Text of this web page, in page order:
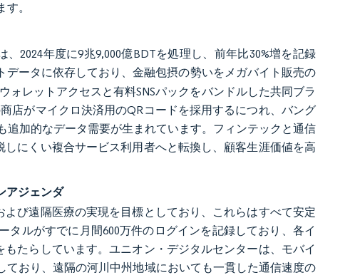
。
2024年度に9兆9,000億BDTを処理し、前年比30%増を記録
ータに依存しており、金融包摂の勢いをメガバイト販売の
レットアクセスと有料SNSパックをバンドルした共同ブラ
店がマイクロ決済用のQRコードを採用するにつれ、バング
加的なデータ需要が生まれています。フィンテックと通信
にくい複合サービス利用者へと転換し、顧客生涯価値を高
アジェンダ
び遠隔医療の実現を目標としており、これらはすべて安定
タルがすでに月間600万件のログインを記録しており、各イ
たらしています。ユニオン・デジタルセンターは、モバイ
おり、遠隔の河川中州地域においても一貫した通信速度の